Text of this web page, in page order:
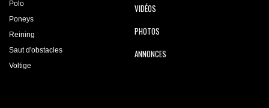
Polo
Poneys
Reining
Saut d'obstacles
Voltige
VIDÉOS
PHOTOS
ANNONCES